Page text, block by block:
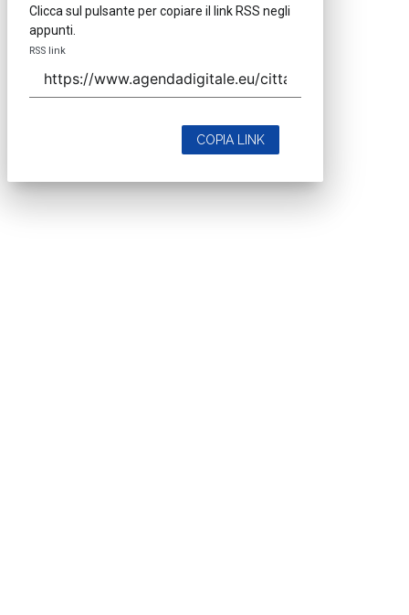
Clicca sul pulsante per copiare il link RSS negli
appunti.
RSS link
COPIA LINK